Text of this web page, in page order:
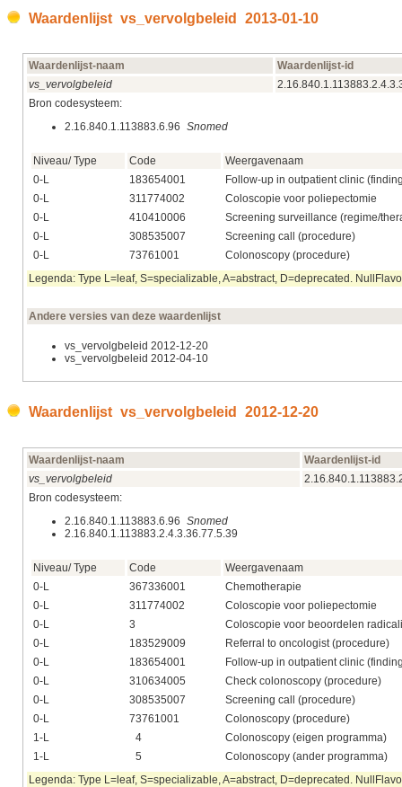
Waardenlijst vs_vervolgbeleid 2013‑01‑10
Waardenlijst-naam
Waardenlijst-id
vs_vervolgbeleid
Bron codesysteem:
2.16.840.1.113883.6.96 Snomed
Niveau/ Type Code
Weergavenaam
0-L
183654001
Follow-up in outpatient clinic
0-L
311774002
Coloscopie voor poliepectomie
0-L
410410006
Screening surveillance (regime/
0-L
308535007
Screening call (procedure)
0-L
73761001
Colonoscopy (procedure)
Legenda: Type L=leaf, S=specializable, A=abstract, D=deprecated.
Andere versies van deze waardenlijst
vs_vervolgbeleid 2012‑12‑20
vs_vervolgbeleid 2012‑04‑10
Waardenlijst vs_vervolgbeleid 2012‑12‑20
Waardenlijst-naam
Waardenlijst-id
vs_vervolgbeleid
Bron codesysteem:
2.16.840.1.113883.6.96 Snomed
2.16.840.1.113883.2.4.3.36.77.5.39
Niveau/ Type Code
Weergavenaam
0-L
367336001
Chemotherapie
0-L
311774002
Coloscopie voor poliepectomie
0-L
3
Coloscopie voor beoordelen
0-L
183529009
Referral to oncologist (procedure)
0-L
183654001
Follow-up in outpatient clinic
0-L
310634005
Check colonoscopy (procedure)
0-L
308535007
Screening call (procedure)
0-L
73761001
Colonoscopy (procedure)
1-L
4
Colonoscopy (eigen programma)
1-L
5
Colonoscopy (ander programma)
Legenda: Type L=leaf, S=specializable, A=abstract, D=deprecated.